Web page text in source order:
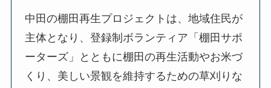
中田の棚田再生プロジェクトは、地域住民が
主体となり、登録制ボランティア「棚田サポ
ーターズ」とともに棚田の再生活動やお米づ
くり、美しい景観を維持するための草刈りな